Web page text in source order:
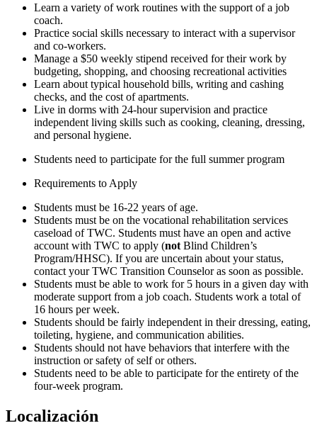
Learn a variety of work routines with the support of a job
coach.
Practice social skills necessary to interact with a supervisor
and co-workers.
Manage a $50 weekly stipend received for their work by
budgeting, shopping, and choosing recreational activities
Learn about typical household bills, writing and cashing
checks, and the cost of apartments.
Live in dorms with 24-hour supervision and practice
independent living skills such as cooking, cleaning, dressing,
and personal hygiene.
Students need to participate for the full summer program
Requirements to Apply
Students must be 16-22 years of age.
Students must be on the vocational rehabilitation services
caseload of TWC. Students must have an open and active
account with TWC to apply (not Blind Children’s
Program/HHSC). If you are uncertain about your status,
contact your TWC Transition Counselor as soon as possible.
Students must be able to work for 5 hours in a given day with
moderate support from a job coach. Students work a total of
16 hours per week.
Students should be fairly independent in their dressing, eating,
toileting, hygiene, and communication abilities.
Students should not have behaviors that interfere with the
instruction or safety of self or others.
Students need to be able to participate for the entirety of the
four-week program.
Localización